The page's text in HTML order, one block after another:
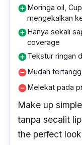
add_circleMoringa oil,
mengekalkan
add_circleHanya sekali
coverage
add_circleTekstur ringan
remove_circleMudah
remove_circleMelekat pada
Make up simple
tanpa secalit
the perfect